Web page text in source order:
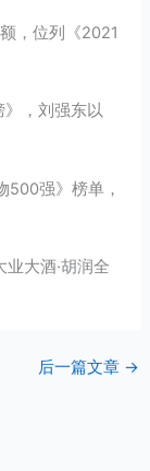
，位列《2021
，刘强东以
500强》榜单，
大酒·胡润全
后一篇文章 →